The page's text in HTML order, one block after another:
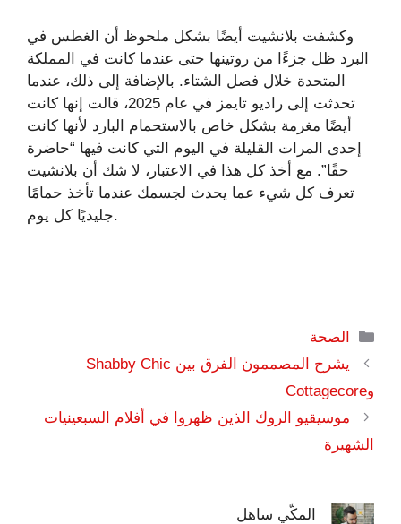
وكشفت بلانشيت أيضًا بشكل ملحوظ أن الغطس في
البرد ظل جزءًا من روتينها حتى عندما كانت في المملكة
المتحدة خلال فصل الشتاء. بالإضافة إلى ذلك، عندما
تحدثت إلى راديو تايمز في عام 2025، قالت إنها كانت
أيضًا مغرمة بشكل خاص بالاستحمام البارد لأنها كانت
إحدى المرات القليلة في اليوم التي كانت فيها “حاضرة
حقًا”. مع أخذ كل هذا في الاعتبار، لا شك أن بلانشيت
تعرف كل شيء عما يحدث لجسمك عندما تأخذ حمامًا
جليديًا كل يوم.
التصنيفات
الصحة
يشرح المصممون الفرق بين Shabby Chic
وCottagecore
موسيقيو الروك الذين ظهروا في أفلام السبعينيات
الشهيرة
المكّي ساهل